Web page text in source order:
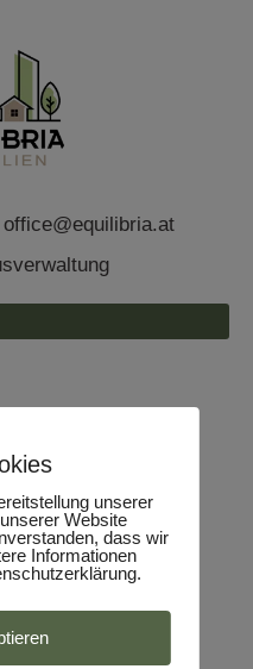
office@equilibria.at
unserer
Website
dass wir
Informationen